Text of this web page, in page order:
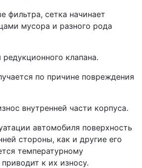
фильтра, сетка начинает
мусора и разного рода
клапана.
по причине повреждения
внутренней части корпуса.
автомобиля поверхность
стороны, как и другие его
температурному
к их износу.